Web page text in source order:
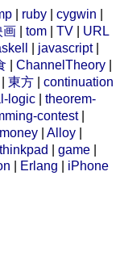
ruby cygwin
画 tom TV
URL
javascript|
ChannelTheory
東方
continuation
logic
theorem-
contest|
money Alloy
thinkpad game
Erlang
iPhone